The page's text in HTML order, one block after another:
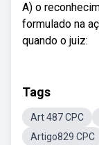
A) o
formulado na
quando o juiz:
Tags
Art 487 CPC
Artigo829 CPC